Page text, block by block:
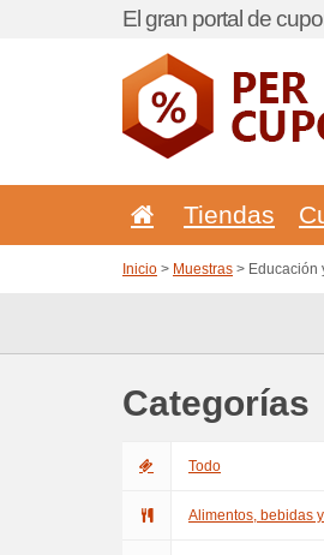
El gran portal de
Tiendas
Inicio > Muestras > Educación
Categorías
Todo
Alimentos, bebidas